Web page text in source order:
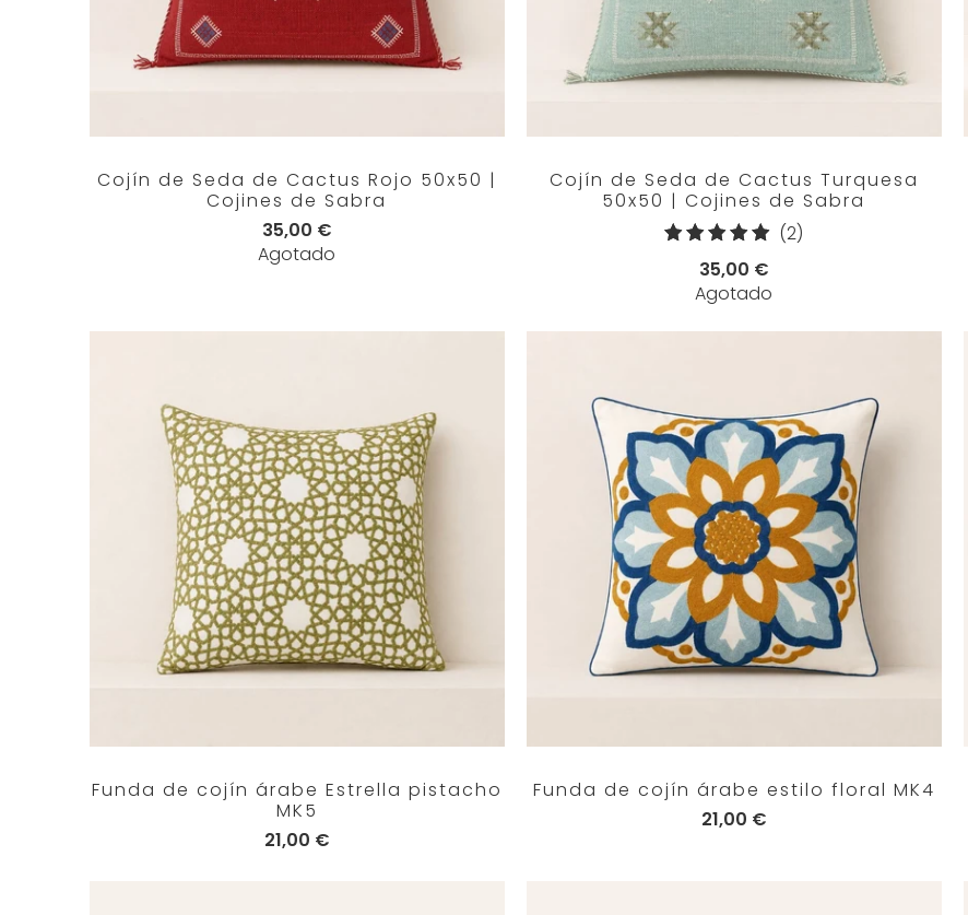
Cojín de Seda de Cactus Rojo 50x50 |
Cojines de Sabra
35,00 €
Agotado
Cojín de Seda de Cactus Turquesa
50x50 | Cojines de Sabra
(2)
35,00 €
Agotado
Funda de cojín árabe Estrella pistacho
MK5
21,00 €
Funda de cojín árabe estilo floral MK4
21,00 €